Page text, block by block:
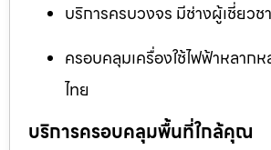
บริการครบวงจร มีช่างผู้เชี่ยว
ครอบคลุมเครื่องใช้ไฟฟ้าหลาก
ไทย
บริการครอบคลุมพื้นที่ใกล้คุณ